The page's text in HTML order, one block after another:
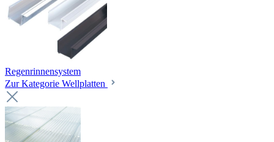
Regenrinnensystem
Zur Kategorie Wellplatten